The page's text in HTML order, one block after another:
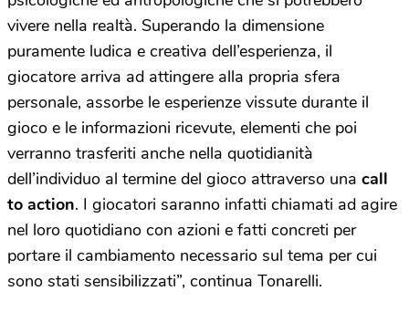
vivere nella realtà. Superando la dimensione
puramente ludica e creativa dell’esperienza, il
giocatore arriva ad attingere alla propria sfera
personale, assorbe le esperienze vissute durante il
gioco e le informazioni ricevute, elementi che poi
verranno trasferiti anche nella quotidianità
dell’individuo al termine del gioco attraverso una call
to action. I giocatori saranno infatti chiamati ad agire
nel loro quotidiano con azioni e fatti concreti per
portare il cambiamento necessario sul tema per cui
sono stati sensibilizzati”, continua Tonarelli.